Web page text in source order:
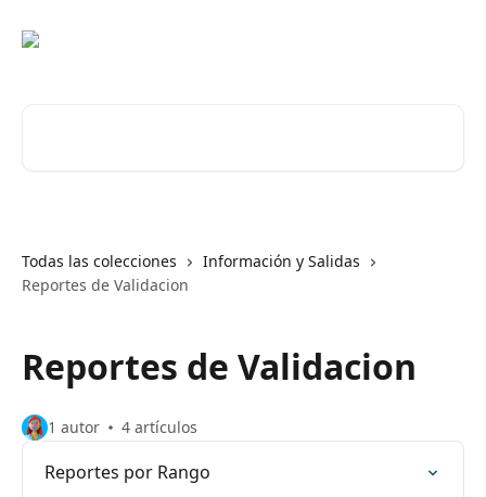
Todas las colecciones
Información y Salidas
Reportes de Validacion
Reportes de Validacion
1 autor 4 artículos
Reportes por Rango